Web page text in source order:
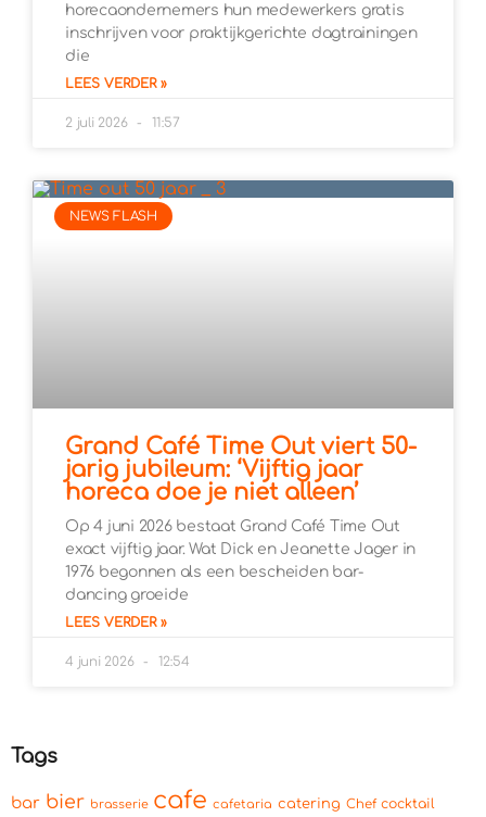
horecaondernemers hun medewerkers gratis
inschrijven voor praktijkgerichte dagtrainingen
die
LEES VERDER »
2 juli 2026 11:57
NEWS FLASH
Grand Café Time Out viert 50-
jarig jubileum: ‘Vijftig jaar
horeca doe je niet alleen’
Op 4 juni 2026 bestaat Grand Café Time Out
exact vijftig jaar. Wat Dick en Jeanette Jager in
1976 begonnen als een bescheiden bar-
dancing groeide
LEES VERDER »
4 juni 2026 12:54
Tags
bar bier brasserie cafe cafetaria catering Chef cocktail